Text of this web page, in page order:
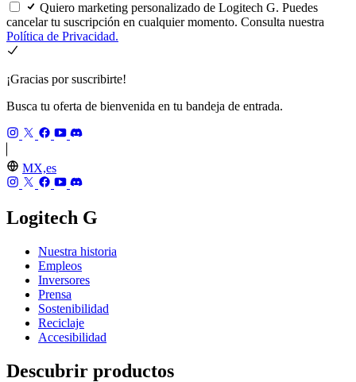
Quiero marketing personalizado de Logitech G. Puedes
cancelar tu suscripción en cualquier momento. Consulta nuestra
Política de Privacidad.
¡Gracias por suscribirte!
Busca tu oferta de bienvenida en tu bandeja de entrada.
MX,es
Logitech G
Nuestra historia
Empleos
Inversores
Prensa
Sostenibilidad
Reciclaje
Accesibilidad
Descubrir productos